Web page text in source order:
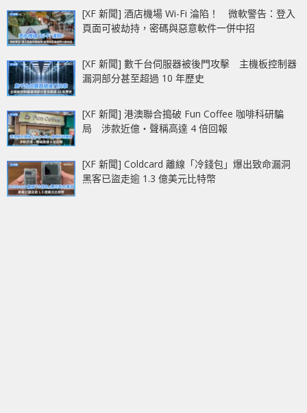
[XF 新聞] 酒店機場 Wi-Fi 淪陷！ 微軟警告：登入
頁面可被劫持，密碼與惡意軟件一併中招
[XF 新聞] 數千台伺服器被後門攻擊 主機板控制器
漏洞部分甚至超過 10 年歷史
[XF 新聞] 港澳聯合搗破 Fun Coffee 咖啡科研騙
局 涉款近億‧聲稱高達 4 倍回報
[XF 新聞] Coldcard 離線「冷錢包」爆出致命漏洞
黑客已盜走逾 1.3 億美元比特幣